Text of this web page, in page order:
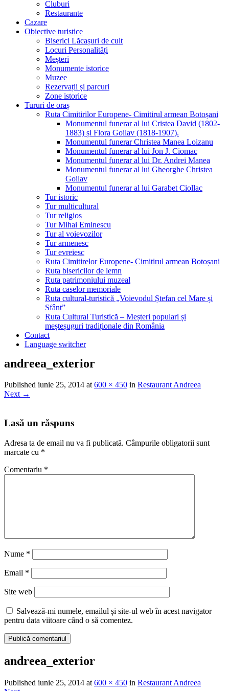
Cluburi
Restaurante
Cazare
Obiective turistice
Biserici Lăcașuri de cult
Locuri Personalități
Meșteri
Monumente istorice
Muzee
Rezervații și parcuri
Zone istorice
Tururi de oraș
Ruta Cimitirilor Europene- Cimitirul armean Botoșani
Monumentul funerar al lui Cristea David (1802-
1883) și Flora Goilav (1818-1907).
Monumentul funerar Christea Manea Loizanu
Monumentul funerar al lui Jon J. Ciomac
Monumentul funerar al lui Dr. Andrei Manea
Monumentul funerar al lui Gheorghe Christea
Goilav
Monumentul funerar al lui Garabet Ciollac
Tur istoric
Tur multicultural
Tur religios
Tur Mihai Eminescu
Tur al voievozilor
Tur armenesc
Tur evreiesc
Ruta Cimitirelor Europene- Cimitirul armean Botoșani
Ruta bisericilor de lemn
Ruta patrimoniului muzeal
Ruta caselor memoriale
Ruta cultural-turistică „Voievodul Ștefan cel Mare și
Sfânt”
Ruta Cultural Turistică – Meșteri populari și
meșteșuguri tradiționale din România
Contact
Language switcher
andreea_exterior
Published iunie 25, 2014 at600 × 450 in Restaurant Andreea
Next →
Lasă un răspuns
Adresa ta de email nu va fi publicată. Câmpurile obligatorii sunt
marcate cu *
Comentariu *
Nume *
Email *
Site web
Salvează-mi numele, emailul și site-ul web în acest navigator
pentru data viitoare când o să comentez.
andreea_exterior
Published iunie 25, 2014 at 600 × 450 in Restaurant Andreea